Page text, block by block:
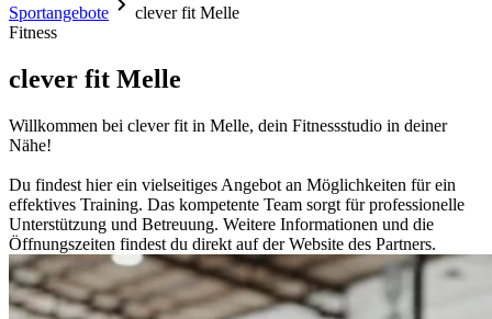
Sportangebote
clever fit Melle
Fitness
clever fit Melle
Willkommen bei clever fit in Melle, dein Fitnessstudio in deiner
Nähe!
Du findest hier ein vielseitiges Angebot an Möglichkeiten für ein
effektives Training. Das kompetente Team sorgt für professionelle
Unterstützung und Betreuung. Weitere Informationen und die
Öffnungszeiten findest du direkt auf der Website des Partners.